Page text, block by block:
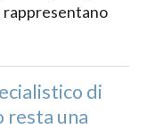
rappresentano
di
una